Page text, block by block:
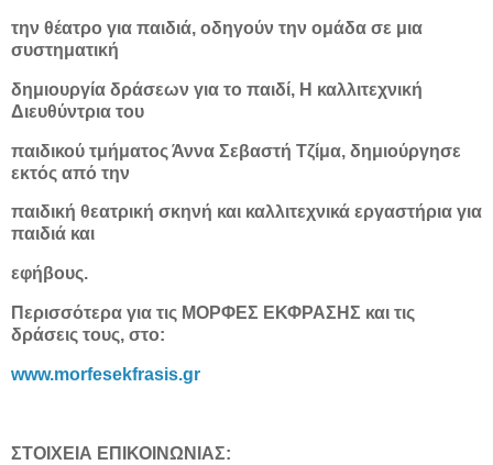
την θέατρο για παιδιά, οδηγούν την ομάδα σε μια
συστηματική
δημιουργία δράσεων για το παιδί, Η καλλιτεχνική
Διευθύντρια του
παιδικού τμήματος Άννα Σεβαστή Τζίμα, δημιούργησε
εκτός από την
παιδική θεατρική σκηνή και καλλιτεχνικά εργαστήρια για
παιδιά και
εφήβους.
Περισσότερα για τις ΜΟΡΦΕΣ ΕΚΦΡΑΣΗΣ και τις
δράσεις τους, στο:
www.morfesekfrasis.gr
ΣΤΟΙΧΕΙΑ ΕΠΙΚΟΙΝΩΝΙΑΣ: